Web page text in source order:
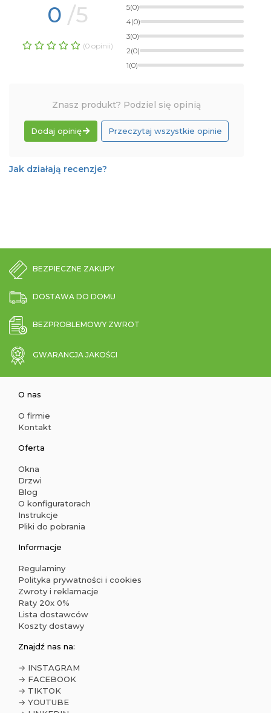
0 /5
(0 opinii)
5(0)
4(0)
3(0)
2(0)
1(0)
Znasz produkt? Podziel się opinią
Dodaj opinię Przeczytaj wszystkie opinie
Jak działają recenzje?
BEZPIECZNE ZAKUPY
DOSTAWA DO DOMU
BEZPROBLEMOWY ZWROT
GWARANCJA JAKOŚCI
O nas
O firmie
Kontakt
Oferta
Okna
Drzwi
Blog
O konfiguratorach
Instrukcje
Pliki do pobrania
Informacje
Regulaminy
Polityka prywatności i cookies
Zwroty i reklamacje
Raty 20x 0%
Lista dostawców
Koszty dostawy
Znajdź nas na:
→ INSTAGRAM
→ FACEBOOK
→ TIKTOK
→ YOUTUBE